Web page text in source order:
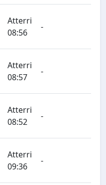
Atterri
08:56
-
Atterri
08:57
-
Atterri
08:52
-
Atterri
09:36
-